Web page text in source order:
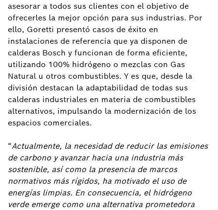
asesorar a todos sus clientes con el objetivo de
ofrecerles la mejor opción para sus industrias. Por
ello, Goretti presentó casos de éxito en
instalaciones de referencia que ya disponen de
calderas Bosch y funcionan de forma eficiente,
utilizando 100% hidrógeno o mezclas con Gas
Natural u otros combustibles. Y es que, desde la
división destacan la adaptabilidad de todas sus
calderas industriales en materia de combustibles
alternativos, impulsando la modernización de los
espacios comerciales.
“Actualmente, la necesidad de reducir las emisiones
de carbono y avanzar hacia una industria más
sostenible, así como la presencia de marcos
normativos más rígidos, ha motivado el uso de
energías limpias. En consecuencia, el hidrógeno
verde emerge como una alternativa prometedora